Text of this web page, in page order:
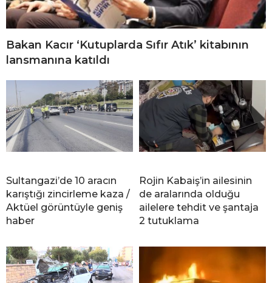
Bakan Kacır ‘Kutuplarda Sıfır Atık’ kitabının
lansmanına katıldı
Sultangazi’de 10 aracın
karıştığı zincirleme kaza /
Aktüel görüntüyle geniş
haber
Rojin Kabaiş’in ailesinin
de aralarında olduğu
ailelere tehdit ve şantaja
2 tutuklama